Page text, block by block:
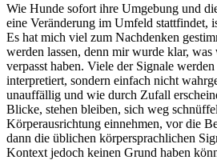
Wie Hunde sofort ihre Umgebung und
eine Veränderung im Umfeld stattfindet,
Es hat mich viel zum Nachdenken
werden lassen, denn mir wurde klar,
verpasst haben. Viele der Signale
interpretiert, sondern einfach nicht
unauffällig und wie durch Zufall
Blicke, stehen bleiben, sich weg
Körperausrichtung einnehmen, vor die
dann die üblichen körpersprachlichen
Kontext jedoch keinen Grund haben